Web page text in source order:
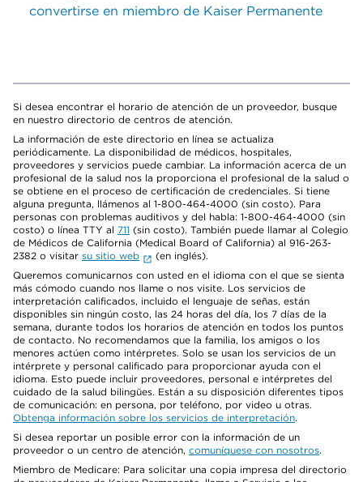
convertirse en miembro de Kaiser Permanente
Si desea encontrar el horario de atención de un proveedor, busque
en nuestro directorio de centros de atención.
La información de este directorio en línea se actualiza
periódicamente. La disponibilidad de médicos, hospitales,
proveedores y servicios puede cambiar. La información acerca de un
profesional de la salud nos la proporciona el profesional de la salud o
se obtiene en el proceso de certificación de credenciales. Si tiene
alguna pregunta, llámenos al 1-800-464-4000 (sin costo). Para
personas con problemas auditivos y del habla: 1-800-464-4000 (sin
costo) o línea TTY al 711 (sin costo). También puede llamar al Colegio
de Médicos de California (Medical Board of California) al 916-263-
2382 o visitar su sitio web
(en inglés).
Queremos comunicarnos con usted en el idioma con el que se sienta
más cómodo cuando nos llame o nos visite. Los servicios de
interpretación calificados, incluido el lenguaje de señas, están
disponibles sin ningún costo, las 24 horas del día, los 7 días de la
semana, durante todos los horarios de atención en todos los puntos
de contacto. No recomendamos que la familia, los amigos o los
menores actúen como intérpretes. Solo se usan los servicios de un
intérprete y personal calificado para proporcionar ayuda con el
idioma. Esto puede incluir proveedores, personal e intérpretes del
cuidado de la salud bilingües. Están a su disposición diferentes tipos
de comunicación: en persona, por teléfono, por video u otras.
Obtenga información sobre los servicios de interpretación.
Si desea reportar un posible error con la información de un
proveedor o un centro de atención, comuníquese con nosotros.
Miembro de Medicare: Para solicitar una copia impresa del directorio